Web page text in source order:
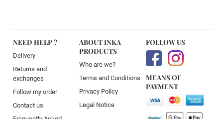
NEED HELP ?
Delivery
Returns and
exchanges
Follow my order
Contact us
ABOUT INKA
PRODUCTS
Who are we?
Terms and Conditions
Privacy Policy
Legal Notice
FOLLOW US
MEANS OF
PAYMENT